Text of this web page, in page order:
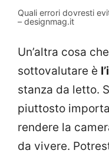
Quali errori dovresti
– designmag.it
Un’altra cosa
sottovalutare è
stanza da letto.
piuttosto
rendere la
da vivere.